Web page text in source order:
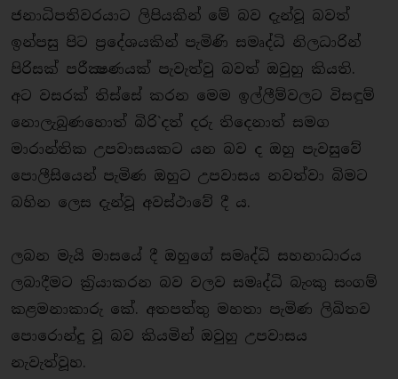
ජනාධිපතිවරයාට ලිපියකින් මේ බව දැන්වූ බවත්
ඉන්පසු පිට ප‍්‍රදේශයකින් පැමිණි සමෘද්ධි නිලධාරින්
පිරිසක් පරීක්‍ෂණයක් පැවැත්වු බවත් ඔවුහු කියති.
අට වසරක් තිස්සේ කරන මෙම ඉල්ලීම්වලට විසඳුම්
නොලැබුණහොත් බිරි`දත් දරු තිදෙනාත් සමග
මාරාන්තික උපවාසයකට යන බව ද ඔහු පැවසුවේ
පොලීසියෙන් පැමිණ ඔහුට උපවාසය නවත්වා බිමට
බහින ලෙස දැන්වූ අවස්ථාවේ දී ය.
ලබන මැයි මාසයේ දී ඔහුගේ සමෘද්ධි සහනාධාරය
ලබාදීමට ක‍්‍රියාකරන බව වලව සමෘද්ධි බැංකු සංගම්
කළමනාකාරු කේ. අතපත්තු මහතා පැමිණ ලිඛිතව
පොරොන්දු වූ බව කියමින් ඔවුහු උපවාසය
නැවැත්වූහ.